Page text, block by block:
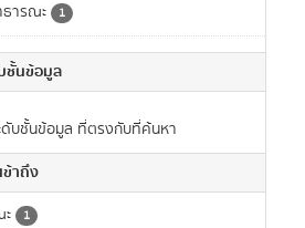
ารณะ 1
ชั้นข้อมูล
ดับชั้นข้อมูล ที่ตรงกับที่ค้นหา
ข้าถึง
1